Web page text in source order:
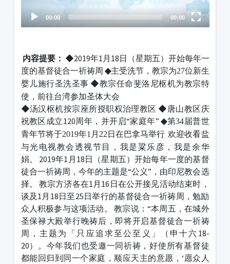
00:00 00:00
内容提要： ◆2019年1月18日（星期五）开始每年一
度的基督徒合一祈祷周 ◆主受洗节，教宗为27位新生
婴儿施行圣洗圣事 ◆教宗任命斐洛尼枢机为教宗特
使，前往台湾参加圣体大会
◆汤汉枢机按宗座所授职权治理教区 ◆唐山教区庆
祝教区成立120周年，并开启“家庭年”◆第34届普世
青年节将于2019年1月22日在巴拿马举行 欢迎收看盐
与光电视教会透视节目，我是粱乐彦，我是余华
娟。 2019年1月18日（星期五）开始每年一度的基督
徒合一祈祷周，今年的主题是“公义”，由印尼教会选
择。 教宗方济各在1月16日在公开接见活动结束时，
谈及1月18日至25日举行的基督徒合一祈祷周，勉励
众人积极参与这项活动。 教宗说：“本周五，在城外
圣保禄大殿举行晚祷后，即将开启基督徒合一祈祷
周，主题为「只应追求至公至义」（申十六18-
20）。今年我们也受邀一同祈祷，好使所有基督徒
都能回归到同一个家庭，顺应天主的意愿，‘愿众人